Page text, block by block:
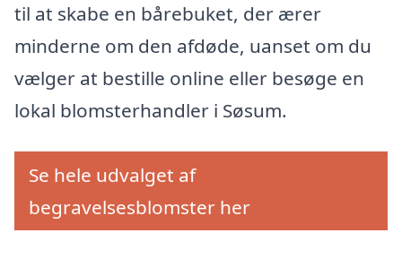
til at skabe en bårebuket, der ærer
minderne om den afdøde, uanset om du
vælger at bestille online eller besøge en
lokal blomsterhandler i Søsum.
Se hele udvalget af
begravelsesblomster her